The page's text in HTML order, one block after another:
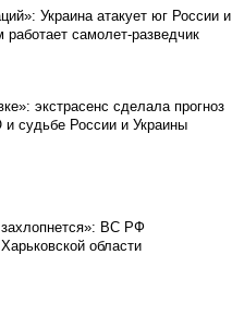
Украина атакует юг России и
самолет-разведчик
экстрасенс сделала прогноз
судьбе России и Украины
ВС РФ
области